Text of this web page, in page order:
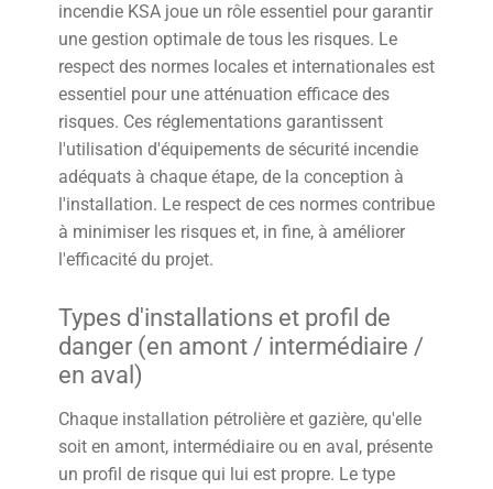
incendie KSA joue un rôle essentiel pour garantir
une gestion optimale de tous les risques. Le
respect des normes locales et internationales est
essentiel pour une atténuation efficace des
risques. Ces réglementations garantissent
l'utilisation d'équipements de sécurité incendie
adéquats à chaque étape, de la conception à
l'installation. Le respect de ces normes contribue
à minimiser les risques et, in fine, à améliorer
l'efficacité du projet.
Types d'installations et profil de
danger (en amont / intermédiaire /
en aval)
Chaque installation pétrolière et gazière, qu'elle
soit en amont, intermédiaire ou en aval, présente
un profil de risque qui lui est propre. Le type